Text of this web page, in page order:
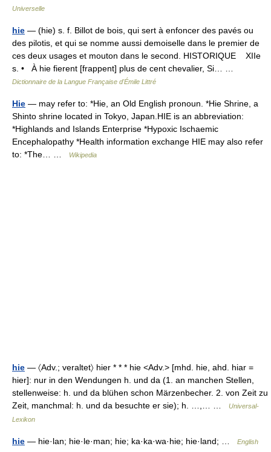
Universelle
hie — (hie) s. f. Billot de bois, qui sert à enfoncer des pavés ou
des pilotis, et qui se nomme aussi demoiselle dans le premier de
ces deux usages et mouton dans le second. HISTORIQUE XIIe
s. • À hie fierent [frappent] plus de cent chevalier, Si… …
Dictionnaire de la Langue Française d'Émile Littré
Hie — may refer to: *Hie, an Old English pronoun. *Hie Shrine, a
Shinto shrine located in Tokyo, Japan.HIE is an abbreviation:
*Highlands and Islands Enterprise *Hypoxic Ischaemic
Encephalopathy *Health information exchange HIE may also refer
to: *The… …
Wikipedia
hie — 〈Adv.; veraltet〉 hier * * * hie <Adv.> [mhd. hie, ahd. hiar =
hier]: nur in den Wendungen h. und da (1. an manchen Stellen,
stellenweise: h. und da blühen schon Märzenbecher. 2. von Zeit zu
Zeit, manchmal: h. und da besuchte er sie); h. …,… …
Universal-
Lexikon
hie — hie·lan; hie·le·man; hie; ka·ka·wa·hie; hie·land; …
English